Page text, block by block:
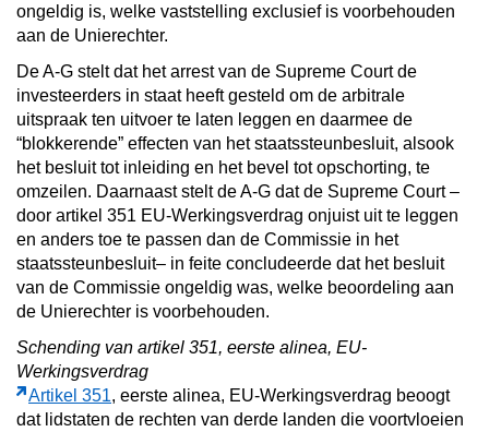
ongeldig is, welke vaststelling exclusief is voorbehouden
aan de Unierechter.
De A-G stelt dat het arrest van de Supreme Court de
investeerders in staat heeft gesteld om de arbitrale
uitspraak ten uitvoer te laten leggen en daarmee de
“blokkerende” effecten van het staatssteunbesluit, alsook
het besluit tot inleiding en het bevel tot opschorting, te
omzeilen. Daarnaast stelt de A-G dat de Supreme Court –
door artikel 351 EU-Werkingsverdrag onjuist uit te leggen
en anders toe te passen dan de Commissie in het
staatssteunbesluit– in feite concludeerde dat het besluit
van de Commissie ongeldig was, welke beoordeling aan
de Unierechter is voorbehouden.
Schending van artikel 351, eerste alinea, EU-
Werkingsverdrag
Artikel 351, eerste alinea, EU-Werkingsverdrag beoogt
dat lidstaten de rechten van derde landen die voortvloeien